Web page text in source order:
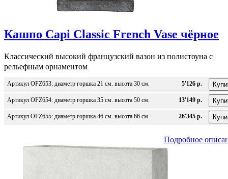
Кашпо Capi Classic French Vase чёрное
Классический высокий французский вазон из полистоуна с
рельефным орнаментом
Артикул OFZ653: диаметр горшка 21 см. высота 30 см. 5'126 р.
Артикул OFZ654: диаметр горшка 35 см. высота 50 см. 13'149 р.
Артикул OFZ655: диаметр горшка 46 см. высота 66 см. 26'345 р.
Подробное